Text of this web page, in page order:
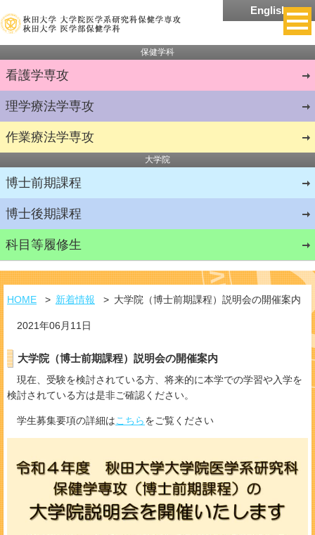
English
保健学科
看護学専攻
理学療法学専攻
作業療法学専攻
大学院
博士前期課程
博士後期課程
科目等履修生
HOME 新着情報 大学院（博士前期課程）説明会の開催案内
2021年06月11日
大学院（博士前期課程）説明会の開催案内
現在、受験を検討されている方、将来的に本学での学習や入学を
検討されている方は是非ご確認ください。
学生募集要項の詳細はこちらをご覧ください